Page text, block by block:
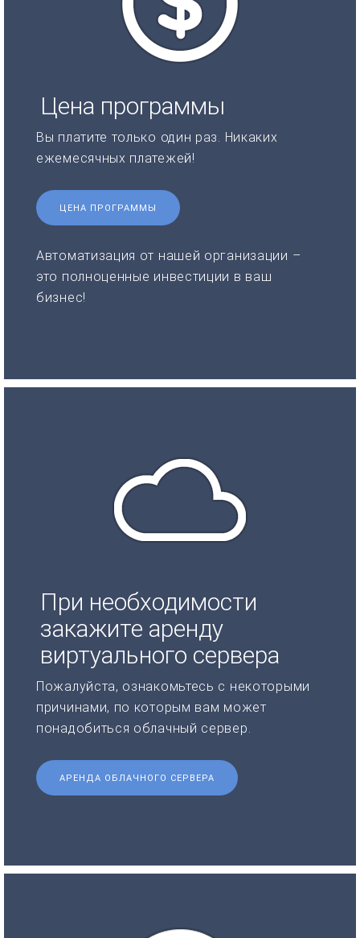
Цена программы
Вы платите только один раз. Никаких
ежемесячных платежей!
ЦЕНА ПРОГРАММЫ
Автоматизация от нашей организации –
это полноценные инвестиции в ваш
бизнес!
При необходимости
закажите аренду
виртуального сервера
Пожалуйста, ознакомьтесь с некоторыми
причинами, по которым вам может
понадобиться облачный сервер.
АРЕНДА ОБЛАЧНОГО СЕРВЕРА